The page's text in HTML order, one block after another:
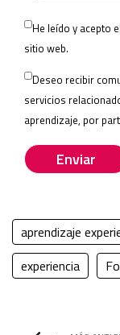
He leído y acepto el
sitio web.
Deseo recibir
servicios
aprendizaje, por
aprendizaje
experiencia